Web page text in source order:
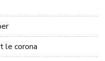
le corona